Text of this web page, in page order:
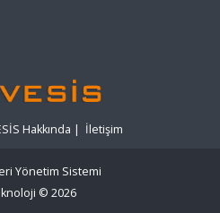
Hakkında | İletişim
Yönetim Sistemi
© 2026